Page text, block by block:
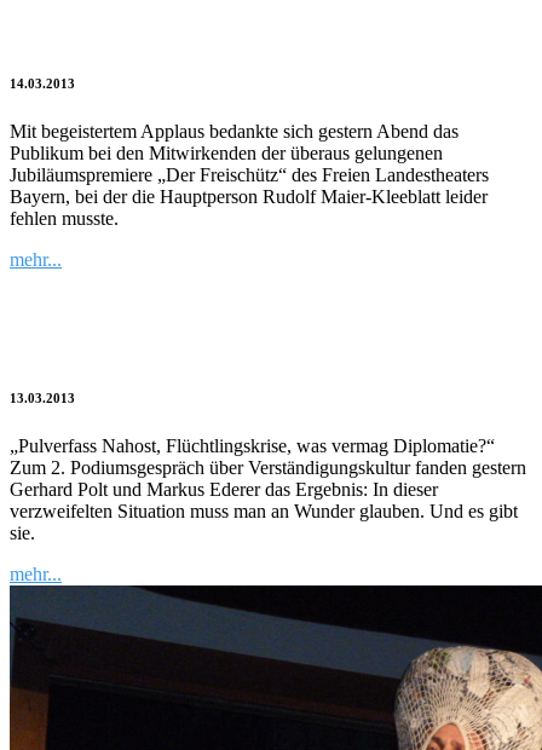
14.03.2013
Mit begeistertem Applaus bedankte sich gestern Abend das
Publikum bei den Mitwirkenden der überaus gelungenen
Jubiläumspremiere „Der Freischütz“ des Freien Landestheaters
Bayern, bei der die Hauptperson Rudolf Maier-Kleeblatt leider
fehlen musste.
mehr...
13.03.2013
„Pulverfass Nahost, Flüchtlingskrise, was vermag Diplomatie?“
Zum 2. Podiumsgespräch über Verständigungskultur fanden gestern
Gerhard Polt und Markus Ederer das Ergebnis: In dieser
verzweifelten Situation muss man an Wunder glauben. Und es gibt
sie.
mehr...